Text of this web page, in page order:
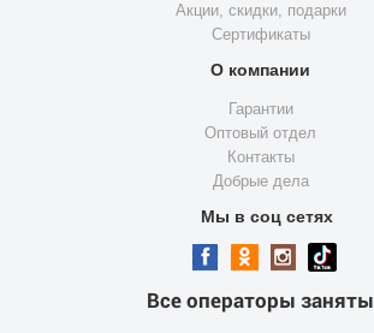
Акции, скидки, подарки
Сертификаты
О компании
Гарантии
Оптовый отдел
Контакты
Добрые дела
Мы в соц сетях
Все операторы заняты